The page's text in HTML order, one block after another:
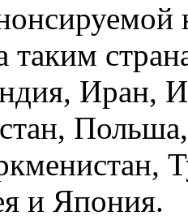
таким
Иран,
и Япония.